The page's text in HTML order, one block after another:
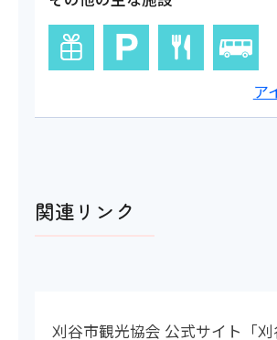
ア
関連リンク
刈谷市観光協会 公式サイト「